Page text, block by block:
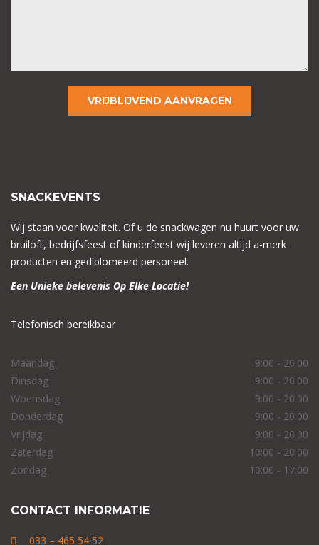
SNACKEVENTS
Wij staan voor kwaliteit. Of u de snackwagen nu huurt voor uw
bruiloft, bedrijfsfeest of kinderfeest wij leveren altijd a-merk
producten en gediplomeerd personeel.
Een Unieke belevenis Op Elke Locatie!
Telefonisch bereikbaar
Maandag
9:00 - 20:00
Dinsdag
9:00 - 20:00
Woensdag
9:00 - 20:00
Donderdag
9:00 - 20:00
Vrijdag
9:00 - 20:00
Zaterdag
10:00 - 20:00
Zondag
10:00 - 17:00
CONTACT INFORMATIE
033 – 465 54 52